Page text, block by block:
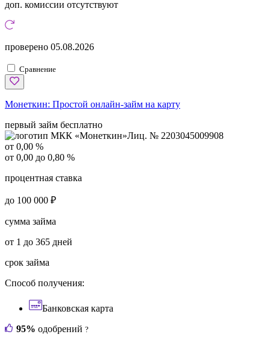
доп. комиссии отсутствуют
проверено 05.08.2026
Сравнение
Монеткин: Простой онлайн-займ на карту
первый займ бесплатно
Лиц. № 2203045009908
от 0,00 %
от 0,00 до 0,80 %
процентная ставка
до 100 000 ₽
сумма займа
от 1 до 365 дней
срок займа
Способ получения:
Банковская карта
95% одобрений ?